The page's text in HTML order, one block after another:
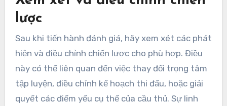
lược
Sau khi tiến hành đánh giá, hãy xem xét các phát
hiện và điều chỉnh chiến lược cho phù hợp. Điều
này có thể liên quan đến việc thay đổi trọng tâm
tập luyện, điều chỉnh kế hoạch thi đấu, hoặc giải
quyết các điểm yếu cụ thể của cầu thủ. Sự linh